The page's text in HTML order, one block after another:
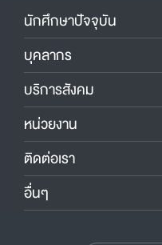
นักศึกษาปัจจุบัน
บุคลากร
บริการสังคม
หน่วยงาน
ติดต่อเรา
อื่นๆ